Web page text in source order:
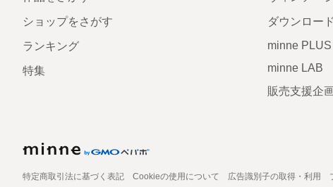
ショップをさがす
ランキング
特集
ダウンロー
minne PLUS
minne LAB
販売支援企
特定商取引法に基づく表記 Cookieの使用について 広告識別子の取得・利用